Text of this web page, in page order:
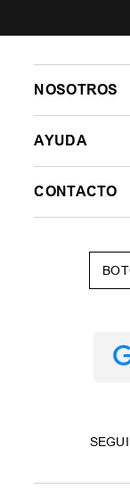
NOSOTROS
AYUDA
CONTACTO